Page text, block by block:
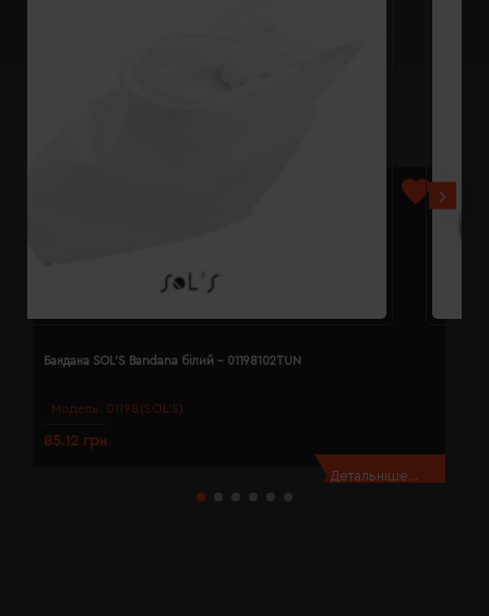
Модель: 01198(SOL’S)
Бандана SOL'S Bandana білий - 01198102TUN
85.12 грн
Детальніше...